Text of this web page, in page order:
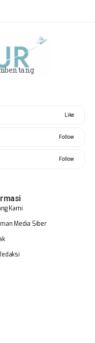
Like
Follow
Follow
Kami
Media Siber